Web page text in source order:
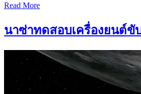
Read More
นาซ่าทดสอบเครื่องยนต์ขั